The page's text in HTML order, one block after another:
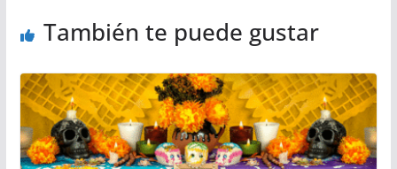
También te puede gustar